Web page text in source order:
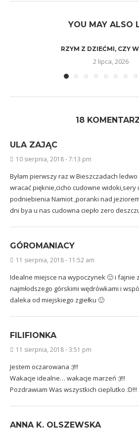
YOU MAY ALSO
RZYM Z DZIEĆMI, CZY
2 lipca, 2026
18
ULA ZAJĄC
10 sierpnia, 2018 - 7:13 pm
Byłam pierwszy raz w Bieszczadach ledwo
wracać pięknie,cicho cudowne
podniebienia Namiot ,poranki nad
dni bya u nas cudowna ciepło zero
GÓROMANIACY
11 sierpnia, 2018 - 11:52 am
Idealne miejsce na wypoczynek 🙂 i fajnie
najmłodszego górskimi wędrówkami i
daleka od miejskiego zgiełku 🙂
FILIFIONKA
11 sierpnia, 2018 - 3:51 pm
Jestem oczarowana :)!!!
Wakacje idealne… wakacje marzeń :)!!!
Pozdrawiam Was wszystkich cieplutko :D!!!
ANNA K. OLSZEWSKA